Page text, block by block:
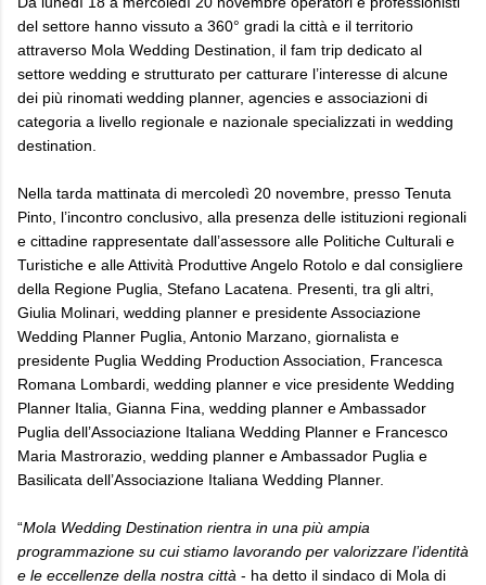
del settore hanno vissuto a 360° gradi la città e il territorio
attraverso Mola Wedding Destination, il fam trip dedicato al
settore wedding e strutturato per catturare l’interesse di alcune
dei più rinomati wedding planner, agencies e associazioni di
categoria a livello regionale e nazionale specializzati in wedding
destination.
Nella tarda mattinata di mercoledì 20 novembre, presso Tenuta
Pinto, l’incontro conclusivo, alla presenza delle istituzioni regionali
e cittadine rappresentate dall’assessore alle Politiche Culturali e
Turistiche e alle Attività Produttive Angelo Rotolo e dal consigliere
della Regione Puglia, Stefano Lacatena. Presenti, tra gli altri,
Giulia Molinari, wedding planner e presidente Associazione
Wedding Planner Puglia, Antonio Marzano, giornalista e
presidente Puglia Wedding Production Association, Francesca
Romana Lombardi, wedding planner e vice presidente Wedding
Planner Italia, Gianna Fina, wedding planner e Ambassador
Puglia dell’Associazione Italiana Wedding Planner e Francesco
Maria Mastrorazio, wedding planner e Ambassador Puglia e
Basilicata dell’Associazione Italiana Wedding Planner.
“Mola Wedding Destination rientra in una più ampia
programmazione su cui stiamo lavorando per valorizzare l’identità
e le eccellenze della nostra città - ha detto il sindaco di Mola di